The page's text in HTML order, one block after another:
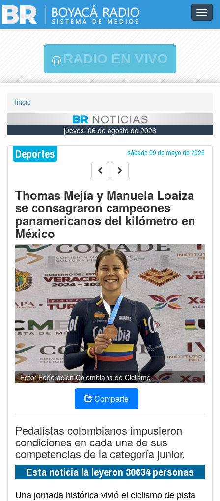
RADIO EN VIVO
Inicio
jueves, 06 de agosto de 2026
Deportes sábado 09 de mayo de 2026
Thomas Mejía y Manuela Loaiza
se consagraron campeones
panamericanos del kilómetro en
México
Foto: Federación Colombiana de Ciclismo.
Comparte
Pedalistas colombianos impusieron
condiciones en cada una de sus
competencias de la categoría junior.
Esta noticia la leyeron 30634 personas
Una jornada histórica vivió el ciclismo de pista